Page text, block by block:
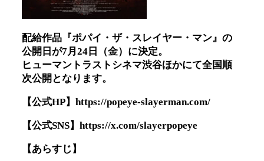
配給作品『ポパイ・ザ・スレイヤー・マン』の
公開日が7月24日（金）に決定。
ヒューマントラストシネマ渋谷ほかにて全国順
次公開となります。
【公式HP】https://popeye-slayerman.com/
【公式SNS】https://x.com/slayerpopeye
【あらすじ】